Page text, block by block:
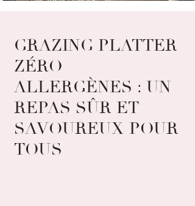
GRAZING PLATTER
ZÉRO
ALLERGÈNES : UN
REPAS SÛR ET
SAVOUREUX POUR
TOUS